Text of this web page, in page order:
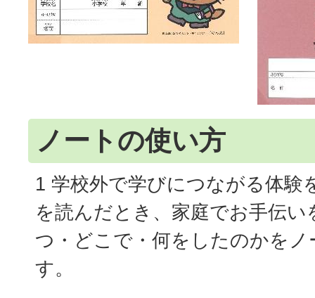
ノートの使い方
1 学校外で学びにつながる体験
を読んだとき、家庭でお手伝
つ・どこで・何をしたのかを
す。